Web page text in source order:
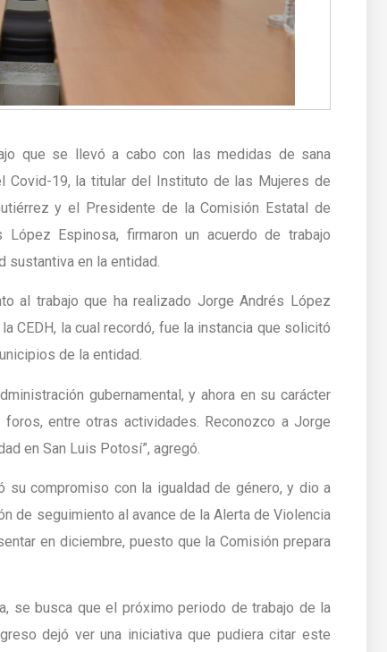
que se llevó a cabo con las medidas de sana
Covid-19, la titular del Instituto de las Mujeres de
y el Presidente de la Comisión Estatal de
López Espinosa, firmaron un acuerdo de trabajo
sustantiva en la entidad.
al trabajo que ha realizado Jorge Andrés López
CEDH, la cual recordó, fue la instancia que solicitó
de la entidad.
gubernamental, y ahora en su carácter
entre otras actividades. Reconozco a Jorge
en San Luis Potosí”, agregó.
compromiso con la igualdad de género, y dio a
de seguimiento al avance de la Alerta de Violencia
en diciembre, puesto que la Comisión prepara
se busca que el próximo periodo de trabajo de la
dejó ver una iniciativa que pudiera citar este